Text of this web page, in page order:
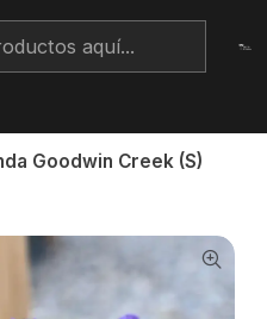
Goodwin Creek (S)